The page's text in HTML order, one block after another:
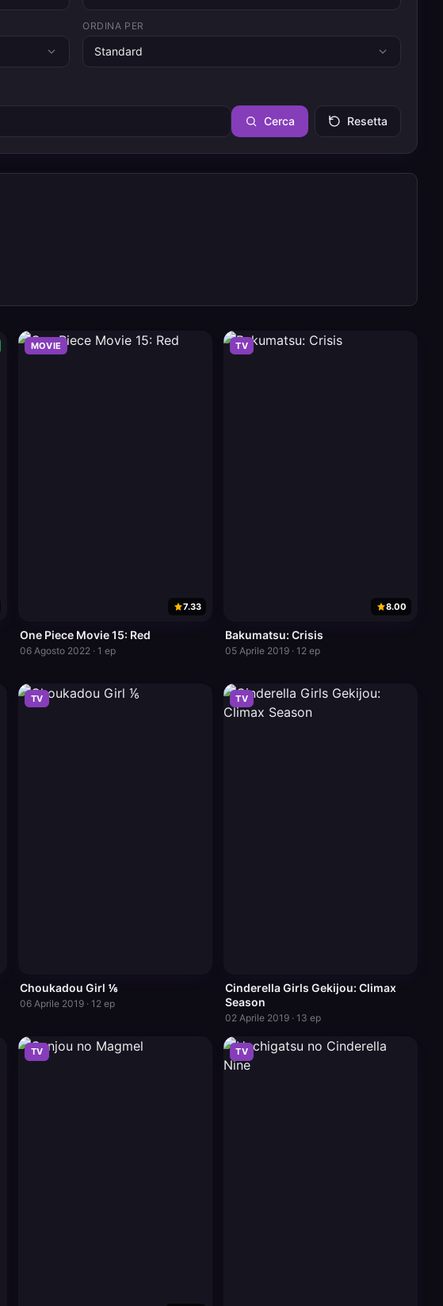
ORDINA PER
Standard
Cerca Resetta
MOVIE
7.33
One Piece Movie 15: Red
06 Agosto 2022 · 1 ep
TV
8.00
Bakumatsu: Crisis
05 Aprile 2019 · 12 ep
TV
Choukadou Girl ⅙
06 Aprile 2019 · 12 ep
TV
Cinderella Girls Gekijou: Climax
Season
02 Aprile 2019 · 13 ep
TV TV